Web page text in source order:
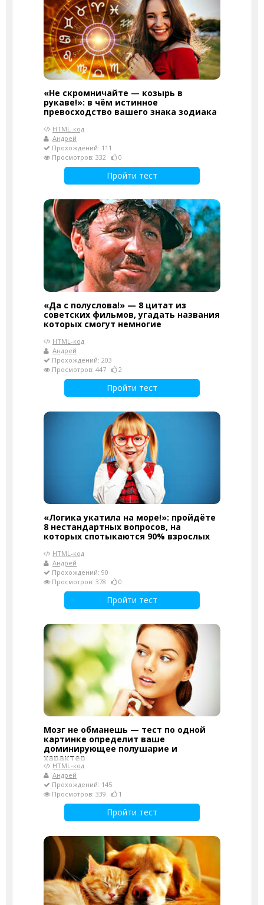
«Не скромничайте — козырь в
рукаве!»: в чём истинное
превосходство вашего знака зодиака
HTML-код
Андрей
Прохождений: 111
Просмотров: 332
0
Пройти тест
«Да с полуслова!» — 8 цитат из
советских фильмов, угадать названия
которых смогут немногие
HTML-код
Андрей
Прохождений: 203
Просмотров: 447
2
Пройти тест
«Логика укатила на море!»: пройдёте
8 нестандартных вопросов, на
которых спотыкаются 90% взрослых
HTML-код
Андрей
Прохождений: 90
Просмотров: 378
0
Пройти тест
Мозг не обманешь — тест по одной
картинке определит ваше
доминирующее полушарие и
характер
HTML-код
Андрей
Прохождений: 145
Просмотров: 339
1
Пройти тест